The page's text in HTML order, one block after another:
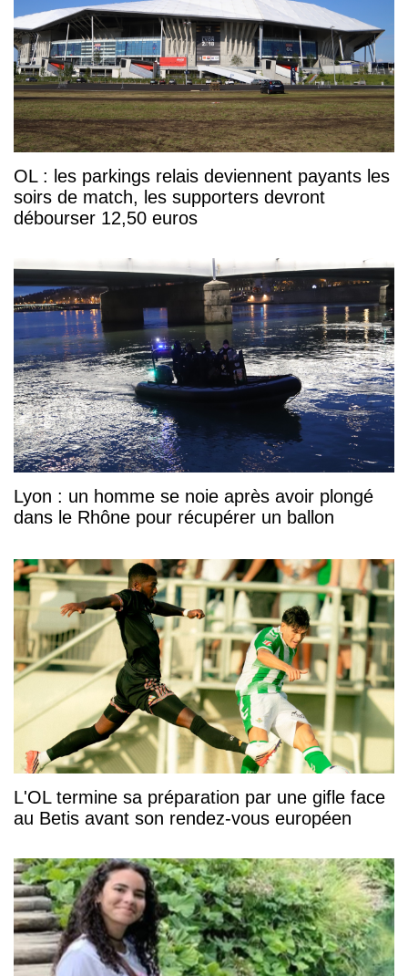
OL : les parkings relais deviennent payants les
soirs de match, les supporters devront
débourser 12,50 euros
Lyon : un homme se noie après avoir plongé
dans le Rhône pour récupérer un ballon
L'OL termine sa préparation par une gifle face
au Betis avant son rendez-vous européen